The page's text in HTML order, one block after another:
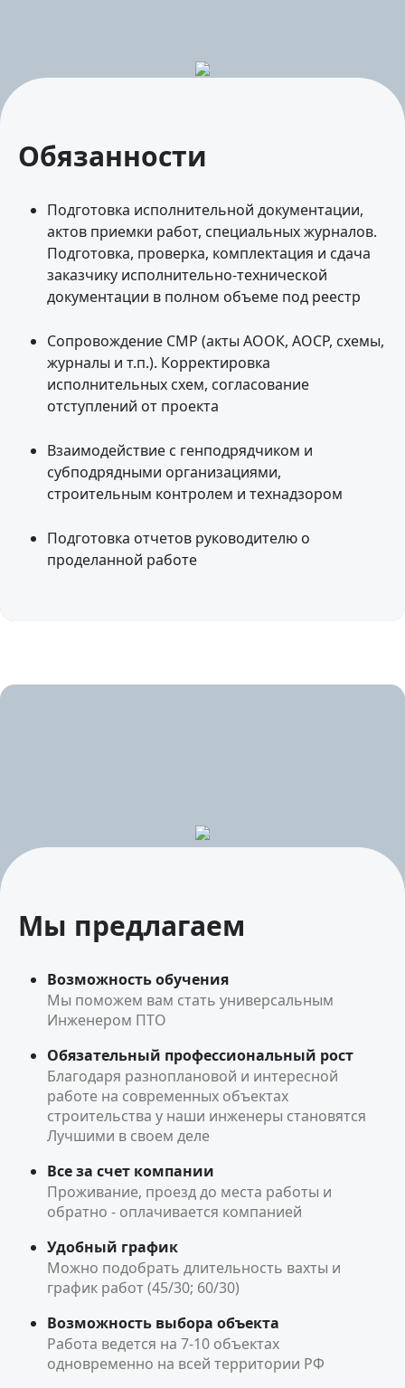
Обязанности
Подготовка исполнительной документации,
актов приемки работ, специальных журналов.
Подготовка, проверка, комплектация и сдача
заказчику исполнительно-технической
документации в полном объеме под реестр
Сопровождение СМР (акты АООК, АОСР, схемы,
журналы и т.п.). Корректировка
исполнительных схем, согласование
отступлений от проекта
Взаимодействие с генподрядчиком и
субподрядными организациями,
строительным контролем и технадзором
Подготовка отчетов руководителю о
проделанной работе
Мы предлагаем
Возможность обучения
Мы поможем вам стать универсальным
Инженером ПТО
Обязательный профессиональный рост
Благодаря разноплановой и интересной
работе на современных объектах
строительства у наши инженеры становятся
Лучшими в своем деле
Все за счет компании
Проживание, проезд до места работы и
обратно - оплачивается компанией
Удобный график
Можно подобрать длительность вахты и
график работ (45/30; 60/30)
Возможность выбора объекта
Работа ведется на 7-10 объектах
одновременно на всей территории РФ